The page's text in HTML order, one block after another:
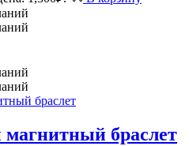
браслет